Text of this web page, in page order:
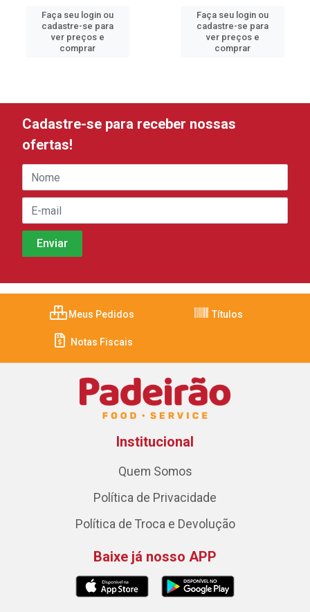
Faça seu login ou
cadastre-se para
ver preços e
comprar
Faça seu login ou
cadastre-se para
ver preços e
comprar
Cadastre-se para receber nossas
ofertas!
Meus Pedidos Títulos
Notas Fiscais
Institucional
Quem Somos
Política de Privacidade
Política de Troca e Devolução
Baixe já nosso APP